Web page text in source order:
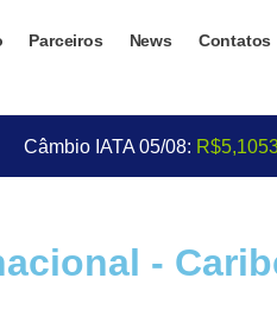
Parceiros News Contatos
Câmbio IATA 05/08:
-